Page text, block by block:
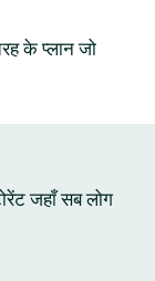
के प्लान जो
जहाँ सब लोग